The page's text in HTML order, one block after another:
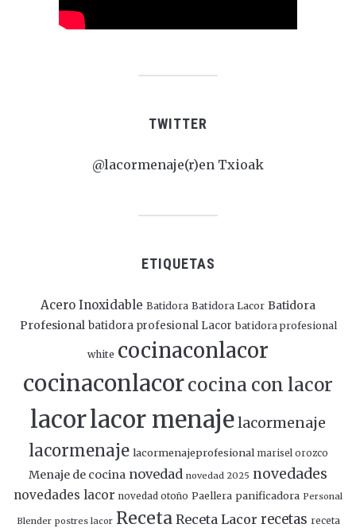
TWITTER
@lacormenaje(r)en Txioak
ETIQUETAS
Acero Inoxidable Batidora Batidora Lacor Batidora
Profesional batidora profesional Lacor batidora profesional
white cocinaconlacor
cocinaconlacorcocina con lacor
lacorlacor menajelacormenaje
lacormenaje lacormenajeprofesional marisel orozco
Menaje de cocina novedad novedad 2025 novedades
novedades lacor novedad otoño Paellera panificadora Personal
Blender postres lacor Receta Receta Lacor recetas receta